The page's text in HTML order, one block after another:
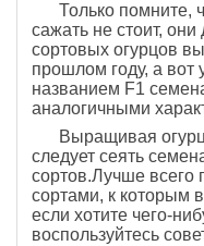
Только помните,
сажать не стоит,
сортовых огурцов
прошлом году, а вот
названием F1
аналогичными
Выращивая
следует сеять
сортов.Лучше всего
сортами, к которым
если хотите чего-
воспользуйтесь